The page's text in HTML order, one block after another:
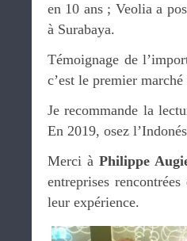
en 10 ans ; Veolia a
à Surabaya.
Témoignage de
c’est le premier
Je recommande la
En 2019, osez
Merci à Philippe
entreprises
leur expérience.